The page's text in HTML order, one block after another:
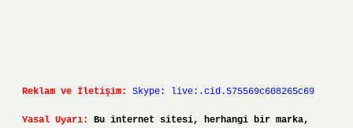
Reklam ve İletişim: Skype: live:.cid.575569c608265c69
Yasal Uyarı:
Bu internet sitesi, herhangi bir marka,